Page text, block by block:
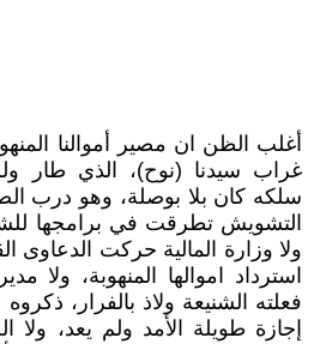
أغلب الظن ان مصير أموالنا
غراب سيدنا (نوح)، الذي طار
سلكه كان بلا بوصلة، وهو درب
التشويش تطرقت في برامجها
ولا وزارة المالية حركت الدعاوى
استرداد اموالها المنهوبة، ولا
فعلته الشنيعة ولاذ بالفرار،
إجازة طويلة الأمد ولم يعد، ولا